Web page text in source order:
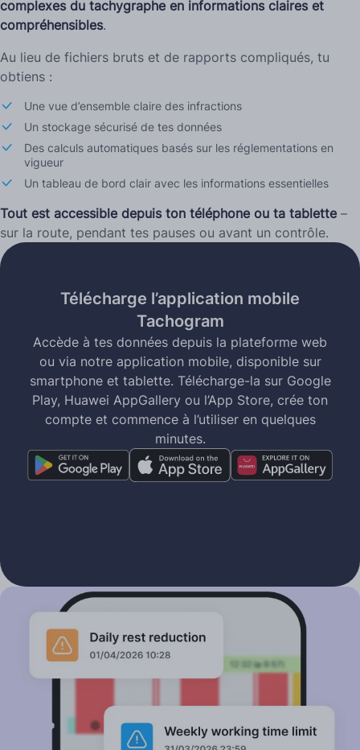
complexes du tachygraphe en informations claires et
compréhensibles.
Au lieu de fichiers bruts et de rapports compliqués, tu
obtiens :
Une vue d’ensemble claire des infractions
Un stockage sécurisé de tes données
Des calculs automatiques basés sur les réglementations en
vigueur
Un tableau de bord clair avec les informations essentielles
Tout est accessible depuis ton téléphone ou ta tablette –
sur la route, pendant tes pauses ou avant un contrôle.
Télécharge l’application mobile
Tachogram
Accède à tes données depuis la plateforme web
ou via notre application mobile, disponible sur
smartphone et tablette. Télécharge-la sur Google
Play, Huawei AppGallery ou l’App Store, crée ton
compte et commence à l’utiliser en quelques
minutes.